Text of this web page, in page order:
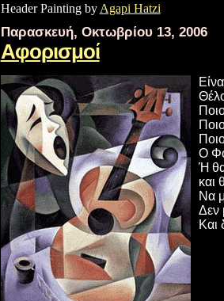
Header Painting by Agapi Hatzi
Παρασκευή, Οκτωβρίου 13, 2006
Αφορισμοί
Ο
Ή
και
Να
Δεν
Και